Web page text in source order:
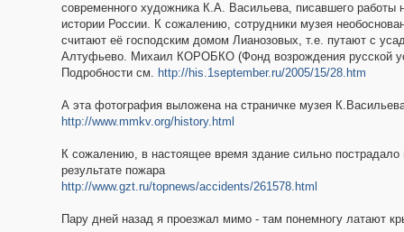
современного художника К.А. Васильева, писавшего работы
истории России. К сожалению, сотрудники музея
считают её господским домом Лианозовых, т.е. путают с
Алтуфьево. Михаил КОРОБКО (Фонд возрождения русской
Подробности см. http://his.1september.ru/2005/15/28.htm
А эта фотография выложена на страничке музея
http://www.mmkv.org/history.html
К сожалению, в настоящее время здание сильно пострадало
результате пожара
http://www.gzt.ru/topnews/accidents/261578.html
Пару дней назад я проезжал мимо - там понемногу латают